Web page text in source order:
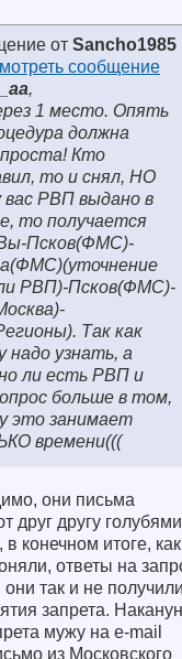
от Sancho1985
,
1 место. Опять
должна
Кто
то и снял, НО
вас РВП выдано в
то получается
Псков(ФМС)-
РВП)-Псков(ФМС)-
Так как
надо узнать, а
ли есть РВП и
больше в том,
это занимает
времени(((
они письма
друг другу
в конечном итоге,
ответы на
так и не
запрета.
мужу на е-mail
из Московского